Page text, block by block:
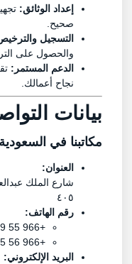
إعداد الوثائق:
صحيح.
التسجيل والترخيص:
والحصول على
الدعم المستمر:
نجاح أعمالك.
بيانات
مكاتبنا في السعودية:
العنوان:
شارع الملك
٤٠٥
رقم الهاتف:
البريد الإلكتروني: